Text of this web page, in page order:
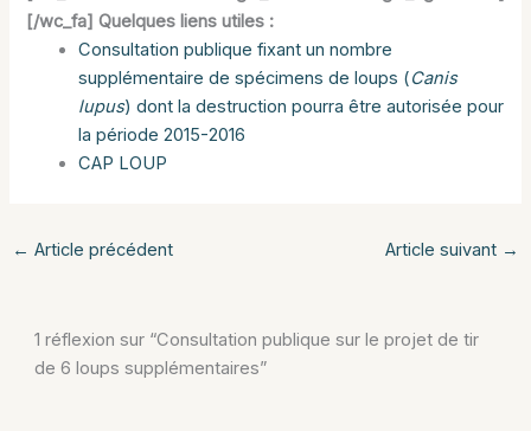
[/wc_fa] Quelques liens utiles :
Consultation publique fixant un nombre
supplémentaire de spécimens de loups (Canis
lupus) dont la destruction pourra être autorisée pour
la période 2015-2016
CAP LOUP
← Article précédent Article suivant →
1 réflexion sur “Consultation publique sur le projet de tir
de 6 loups supplémentaires”